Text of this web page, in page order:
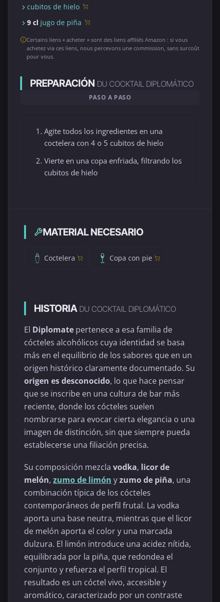
cubitos de hielo
9 cl jugo de piña
Certains liens « acheter » sont des liens affiliés Amazon : si vous
achetez via ces liens, nous percevons une commission, sans surcoût
pour vous.
PREPARACIÓN DU COCKTAIL DIPLOMÁTICO
PASO A PASO
Agite todos los ingredientes en una
coctelera con 4 o 5 cubitos de hielo
Vierte en una copa enfriada, filtrando los
cubitos de hielo
MATERIAL NECESARIO
Coctelera Copa con pie
HISTORIA DU COCKTAIL DIPLOMÁTICO
El Diplomate pertenece a esa familia de
cócteles alcohólicos cuya identidad se basa
más en el equilibrio de los sabores que en un
origen histórico claramente documentado. Su
origen es desconocido, lo que hace pensar
que se inscribe en una cultura de bar más
reciente, donde los cócteles suelen
nombrarse para evocar cierta elegancia o una
imagen de distinción, sin que siempre pueda
establecerse una filiación precisa.
Su composición mezcla vodka, licor de
melón, zumo de limón yzumo de piña, una
combinación típica de los cócteles
contemporáneos de perfil frutal. La vodka
aporta una base neutra, mientras que el licor
de melón aporta el color y una marcada
dulzura. El limón introduce una acidez nítida,
equilibrada por la piña, que redondea el
conjunto y refuerza el perfil tropical. El
resultado es un cóctel vivo, accesible y
aromático, caracterizado por un contraste